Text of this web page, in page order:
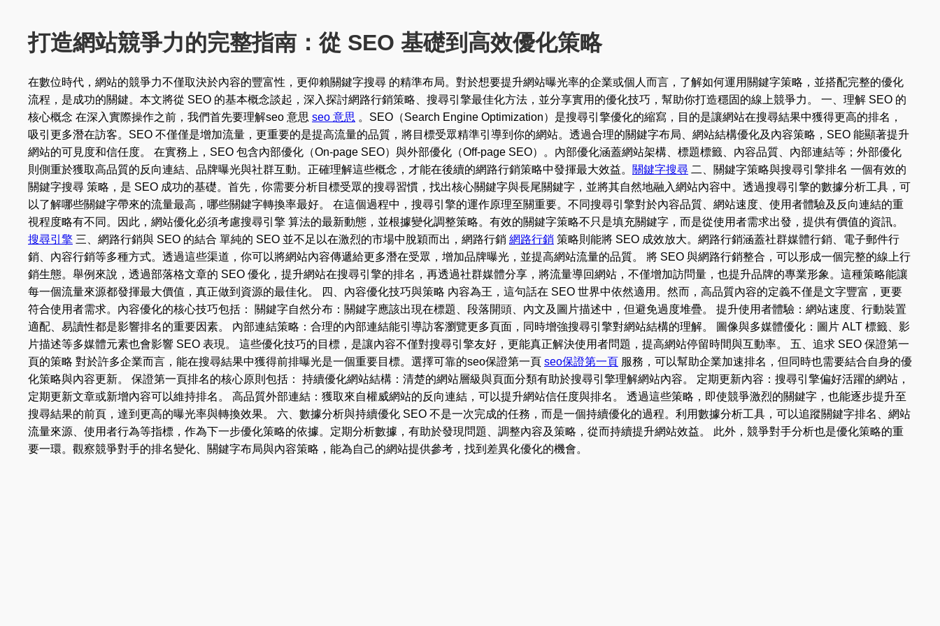
打造網站競爭力的完整指南：從 SEO 基礎到高效優化策略
在數位時代，網站的競爭力不僅取決於內容的豐富性，更仰賴關鍵字搜尋 的精準布局。對於想要提升網站曝光率的企業或個人而言，了解如何運用關鍵字策略，並搭配完整的優化
流程，是成功的關鍵。本文將從 SEO 的基本概念談起，深入探討網路行銷策略、搜尋引擎最佳化方法，並分享實用的優化技巧，幫助你打造穩固的線上競爭力。 一、理解 SEO 的
核心概念 在深入實際操作之前，我們首先要理解seo 意思 seo 意思 。SEO（Search Engine Optimization）是搜尋引擎優化的縮寫，目的是讓網站在搜尋結果中獲得更高的排名，
吸引更多潛在訪客。SEO 不僅僅是增加流量，更重要的是提高流量的品質，將目標受眾精準引導到你的網站。透過合理的關鍵字布局、網站結構優化及內容策略，SEO 能顯著提升
網站的可見度和信任度。 在實務上，SEO 包含內部優化（On-page SEO）與外部優化（Off-page SEO）。內部優化涵蓋網站架構、標題標籤、內容品質、內部連結等；外部優化
則側重於獲取高品質的反向連結、品牌曝光與社群互動。正確理解這些概念，才能在後續的網路行銷策略中發揮最大效益。 關鍵字搜尋 二、關鍵字策略與搜尋引擎排名 一個有效的
關鍵字搜尋 策略，是 SEO 成功的基礎。首先，你需要分析目標受眾的搜尋習慣，找出核心關鍵字與長尾關鍵字，並將其自然地融入網站內容中。透過搜尋引擎的數據分析工具，可
以了解哪些關鍵字帶來的流量最高，哪些關鍵字轉換率最好。 在這個過程中，搜尋引擎的運作原理至關重要。不同搜尋引擎對於內容品質、網站速度、使用者體驗及反向連結的重
視程度略有不同。因此，網站優化必須考慮搜尋引擎 算法的最新動態，並根據變化調整策略。有效的關鍵字策略不只是填充關鍵字，而是從使用者需求出發，提供有價值的資訊。
搜尋引擎 三、網路行銷與 SEO 的結合 單純的 SEO 並不足以在激烈的市場中脫穎而出，網路行銷 網路行銷 策略則能將 SEO 成效放大。網路行銷涵蓋社群媒體行銷、電子郵件行
銷、內容行銷等多種方式。透過這些渠道，你可以將網站內容傳遞給更多潛在受眾，增加品牌曝光，並提高網站流量的品質。 將 SEO 與網路行銷整合，可以形成一個完整的線上行
銷生態。舉例來說，透過部落格文章的 SEO 優化，提升網站在搜尋引擎的排名，再透過社群媒體分享，將流量導回網站，不僅增加訪問量，也提升品牌的專業形象。這種策略能讓
每一個流量來源都發揮最大價值，真正做到資源的最佳化。 四、內容優化技巧與策略 內容為王，這句話在 SEO 世界中依然適用。然而，高品質內容的定義不僅是文字豐富，更要
符合使用者需求。內容優化的核心技巧包括： 關鍵字自然分布：關鍵字應該出現在標題、段落開頭、內文及圖片描述中，但避免過度堆疊。 提升使用者體驗：網站速度、行動裝置
適配、易讀性都是影響排名的重要因素。 內部連結策略：合理的內部連結能引導訪客瀏覽更多頁面，同時增強搜尋引擎對網站結構的理解。 圖像與多媒體優化：圖片 ALT 標籤、影
片描述等多媒體元素也會影響 SEO 表現。 這些優化技巧的目標，是讓內容不僅對搜尋引擎友好，更能真正解決使用者問題，提高網站停留時間與互動率。 五、追求 SEO 保證第一
頁的策略 對於許多企業而言，能在搜尋結果中獲得前排曝光是一個重要目標。選擇可靠的seo保證第一頁 seo保證第一頁 服務，可以幫助企業加速排名，但同時也需要結合自身的優
化策略與內容更新。 保證第一頁排名的核心原則包括： 持續優化網站結構：清楚的網站層級與頁面分類有助於搜尋引擎理解網站內容。 定期更新內容：搜尋引擎偏好活躍的網站，
定期更新文章或新增內容可以維持排名。 高品質外部連結：獲取來自權威網站的反向連結，可以提升網站信任度與排名。 透過這些策略，即使競爭激烈的關鍵字，也能逐步提升至
搜尋結果的前頁，達到更高的曝光率與轉換效果。 六、數據分析與持續優化 SEO 不是一次完成的任務，而是一個持續優化的過程。利用數據分析工具，可以追蹤關鍵字排名、網站
流量來源、使用者行為等指標，作為下一步優化策略的依據。定期分析數據，有助於發現問題、調整內容及策略，從而持續提升網站效益。 此外，競爭對手分析也是優化策略的重
要一環。觀察競爭對手的排名變化、關鍵字布局與內容策略，能為自己的網站提供參考，找到差異化優化的機會。